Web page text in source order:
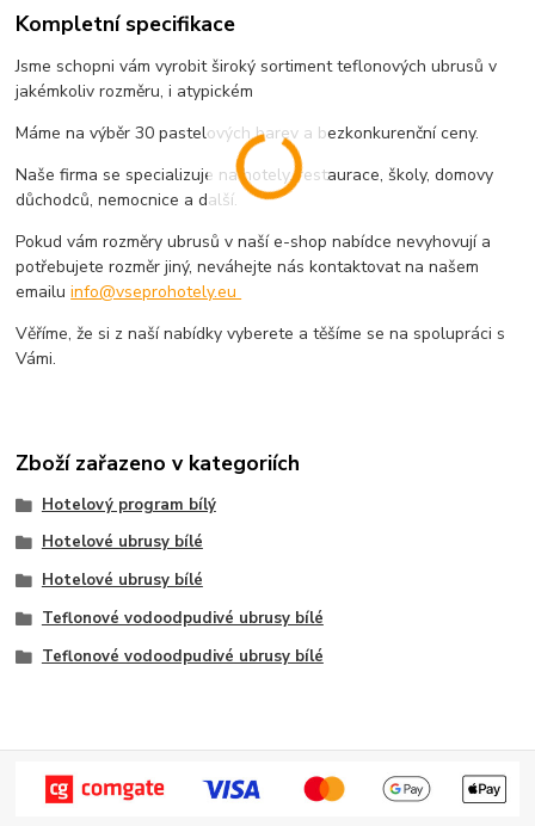
Kompletní specifikace
Jsme schopni vám vyrobit široký sortiment teflonových ubrusů v
jakémkoliv rozměru, i atypickém
Máme na výběr 30 pastelových barev a bezkonkurenční ceny.
Naše firma se specializuje na hotely, restaurace, školy, domovy
důchodců, nemocnice a další.
Pokud vám rozměry ubrusů v naší e-shop nabídce nevyhovují a
potřebujete rozměr jiný, neváhejte nás kontaktovat na našem
emailuinfo@vseprohotely.eu
Věříme, že si z naší nabídky vyberete a těšíme se na spolupráci s
Vámi.
Zboží zařazeno v kategoriích
Hotelový program bílý
Hotelové ubrusy bílé
Hotelové ubrusy bílé
Teflonové vodoodpudivé ubrusy bílé
Teflonové vodoodpudivé ubrusy bílé